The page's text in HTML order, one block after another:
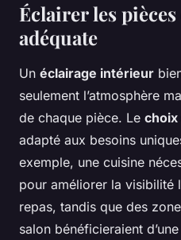
Éclairer les
adéquate
Un éclairage intérieur
seulement l’atmosphère
de chaque pièce. Le choix
adapté aux besoins
exemple, une cuisine
pour améliorer la visibilité
repas, tandis que des
salon bénéficieraient